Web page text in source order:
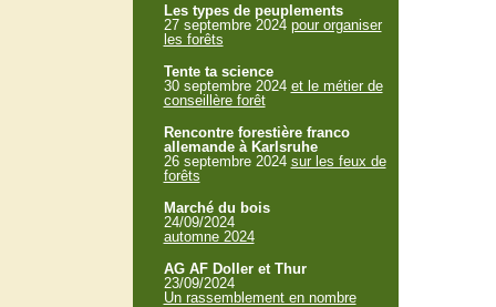
Les types de peuplements
27 septembre 2024 pour organiser
les forêts
Tente ta science
30 septembre 2024 et le métier de
conseillère forêt
Rencontre forestière franco
allemande à Karlsruhe
26 septembre 2024 sur les feux de
forêts
Marché du bois
24/09/2024
automne 2024
AG AF Doller et Thur
23/09/2024
Un rassemblement en nombre